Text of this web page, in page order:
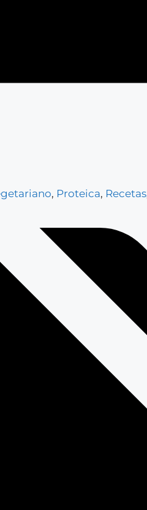
, Proteica, Recetas